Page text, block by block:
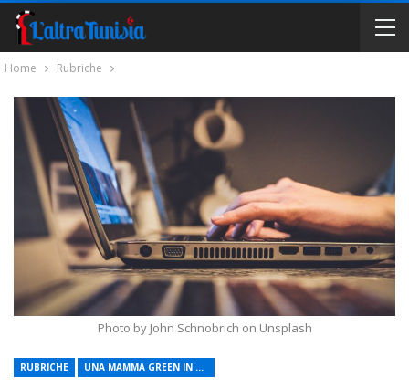
Home Rubriche
Photo by John Schnobrich on Unsplash
RUBRICHE UNA MAMMA GREEN IN TUNISIA